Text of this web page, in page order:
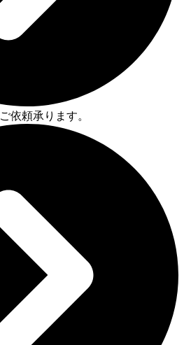
依頼承ります。